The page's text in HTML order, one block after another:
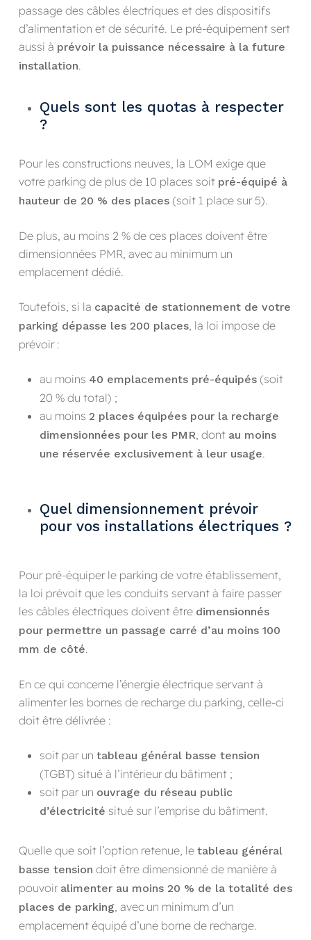
passage des câbles électriques et des dispositifs
d’alimentation et de sécurité. Le pré-équipement sert
aussi à prévoir la puissance nécessaire à la future
installation.
Quels sont les quotas à respecter
?
Pour les constructions neuves, la LOM exige que
votre parking de plus de 10 places soit pré-équipé à
hauteur de 20 % des places(soit 1 place sur 5).
De plus, au moins 2 % de ces places doivent être
dimensionnées PMR, avec au minimum un
emplacement dédié.
Toutefois, si la capacité de stationnement de votre
parking dépasse les 200 places, la loi impose de
prévoir :
au moins 40 emplacements pré-équipés(soit
20 % du total) ;
au moins 2 places équipées pour la recharge
dimensionnées pour les PMR, dont au moins
une réservée exclusivement à leur usage.
Quel dimensionnement prévoir
pour vos installations électriques ?
Pour pré-équiper le parking de votre établissement,
la loi prévoit que les conduits servant à faire passer
les câbles électriques doivent être dimensionnés
pour permettre un passage carré d’au moins 100
mm de côté.
En ce qui concerne l’énergie électrique servant à
alimenter les bornes de recharge du parking, celle-ci
doit être délivrée :
soit par un tableau général basse tension
(TGBT) situé à l’intérieur du bâtiment ;
soit par un ouvrage du réseau public
d’électricité situé sur l’emprise du bâtiment.
Quelle que soit l’option retenue, le tableau général
basse tension doit être dimensionné de manière à
pouvoir alimenter au moins 20 % de la totalité des
places de parking, avec un minimum d’un
emplacement équipé d’une borne de recharge.